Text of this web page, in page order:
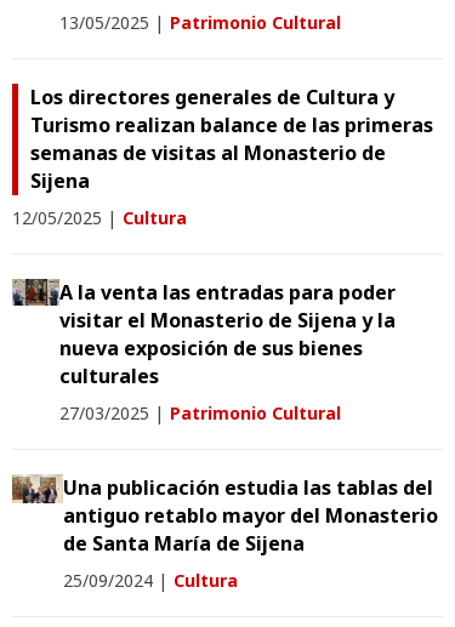
13/05/2025 | Patrimonio Cultural
Los directores generales de Cultura y
Turismo realizan balance de las primeras
semanas de visitas al Monasterio de
Sijena
12/05/2025 | Cultura
A la venta las entradas para poder
visitar el Monasterio de Sijena y la
nueva exposición de sus bienes
culturales
27/03/2025 | Patrimonio Cultural
Una publicación estudia las tablas del
antiguo retablo mayor del Monasterio
de Santa María de Sijena
25/09/2024 | Cultura